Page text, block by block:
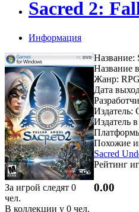
Sacred 2:
Информация
За игрой следят 0
чел.
В коллекции у 0 чел.
Название:
Название
Жанр:
Дата
Издатель:
Издатель
Похожие
Sacred
Рейтинг
0.00